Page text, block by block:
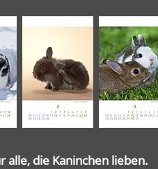
alle, die Kaninchen lieben.